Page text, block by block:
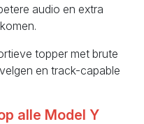
audio en extra
topper met brute
en track-capable
alle Model Y